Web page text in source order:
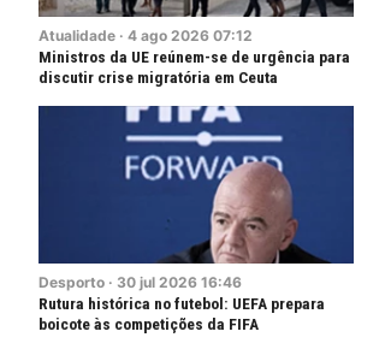
Atualidade · 4 ago 2026 07:12
Ministros da UE reúnem-se de urgência para
discutir crise migratória em Ceuta
Desporto · 30 jul 2026 16:46
Rutura histórica no futebol: UEFA prepara
boicote às competições da FIFA